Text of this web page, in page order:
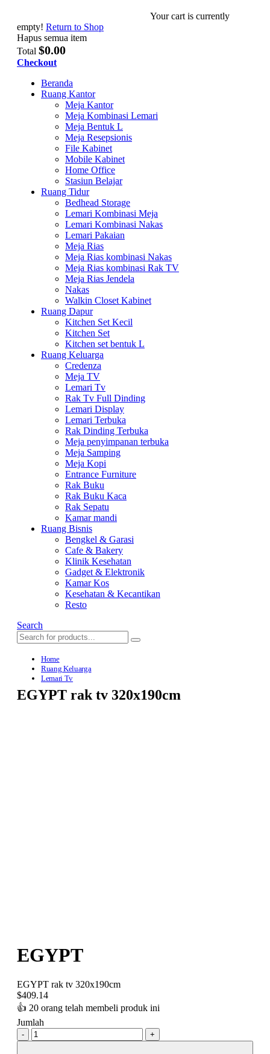
Your cart is currently
empty! Return to Shop
Hapus semua item
Total $0.00
Checkout
Beranda
Ruang Kantor
Meja Kantor
Meja Kombinasi Lemari
Meja Bentuk L
Meja Resepsionis
File Kabinet
Mobile Kabinet
Home Office
Stasiun Belajar
Ruang Tidur
Bedhead Storage
Lemari Kombinasi Meja
Lemari Kombinasi Nakas
Lemari Pakaian
Meja Rias
Meja Rias kombinasi Nakas
Meja Rias kombinasi Rak TV
Meja Rias Jendela
Nakas
Walkin Closet Kabinet
Ruang Dapur
Kitchen Set Kecil
Kitchen Set
Kitchen set bentuk L
Ruang Keluarga
Credenza
Meja TV
Lemari Tv
Rak Tv Full Dinding
Lemari Display
Lemari Terbuka
Rak Dinding Terbuka
Meja penyimpanan terbuka
Meja Samping
Meja Kopi
Entrance Furniture
Rak Buku
Rak Buku Kaca
Rak Sepatu
Kamar mandi
Ruang Bisnis
Bengkel & Garasi
Cafe & Bakery
Klinik Kesehatan
Gadget & Elektronik
Kamar Kos
Kesehatan & Kecantikan
Resto
Search
Home
Ruang Keluarga
Lemari Tv
EGYPT rak tv 320x190cm
EGYPT
EGYPT rak tv 320x190cm
$409.14
👍 20 orang telah membeli produk ini
Jumlah
- +